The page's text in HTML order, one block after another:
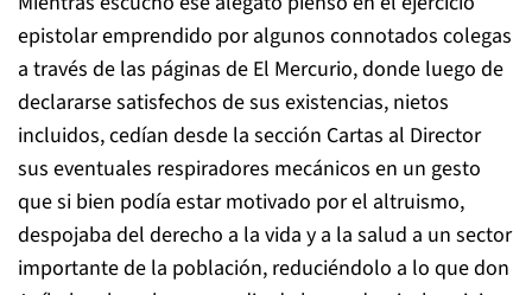
epistolar emprendido por algunos connotados colegas
a través de las páginas de El Mercurio, donde luego de
declararse satisfechos de sus existencias, nietos
incluidos, cedían desde la sección Cartas al Director
sus eventuales respiradores mecánicos en un gesto
que si bien podía estar motivado por el altruismo,
despojaba del derecho a la vida y a la salud a un sector
importante de la población, reduciéndolo a lo que don